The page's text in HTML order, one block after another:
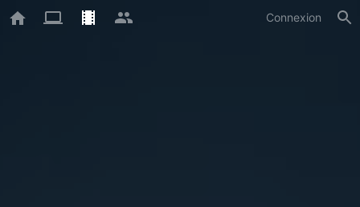
Connexion